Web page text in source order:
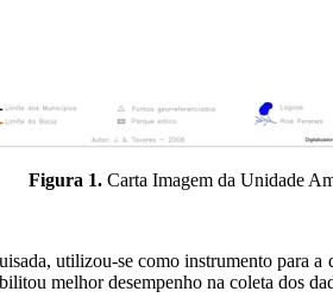
Figura 1. Carta Imagem da Unidade
utilizou-se como instrumento para
melhor desempenho na coleta dos